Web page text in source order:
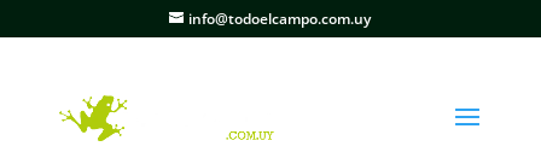
info@todoelcampo.com.uy